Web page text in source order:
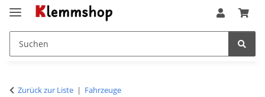
Zurück zur Liste Fahrzeuge